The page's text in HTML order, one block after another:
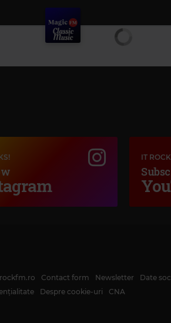
IT
Contact form Newsletter Date
Despre cookie-uri CNA